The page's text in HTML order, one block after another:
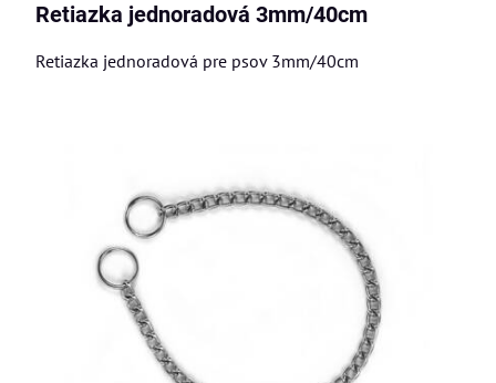
Retiazka jednoradová 3mm/40cm
Retiazka jednoradová pre psov 3mm/40cm